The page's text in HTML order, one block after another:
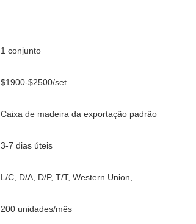
1 conjunto
$1900-$2500/set
Caixa de madeira da exportação padrão
3-7 dias úteis
L/C, D/A, D/P, T/T, Western Union,
200 unidades/mês